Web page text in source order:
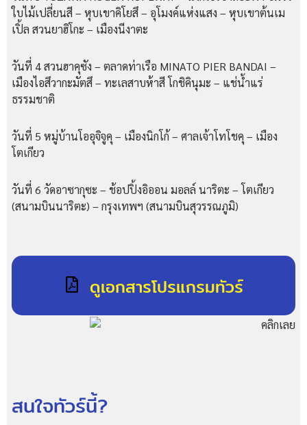
ใบไม้เปลี่ยนสี – หุบเขาคิโยสึ – อุโมงค์แห่งแสง – หุบเขาต้นเม
เปิ้ล สวนยาฮิโกะ – เมืองนีงาตะ
วันที่ 4 สวนฮาคุซัง – ตลาดท่าเรือ MINATO PIER BANDAI –
เมืองไอสึวากะมัตสึ – ทะเลสาบห้าสี โกชิคินุมะ – แช่น้ำแร่
ธรรมชาติ
วันที่ 5 หมู่บ้านโออุจิจูคุ – เมืองนิกโก้ – ศาลเจ้าโทโชคุ – เมือง
โตเกียว
วันที่ 6 วัดอาซากุซะ – ช้อปปิ้งอิออน มอลล์ นาริตะ – โตเกียว
(สนามบินนาริตะ) – กรุงเทพฯ (สนามบินสุวรรณภูมิ)
ดูเอกสารโปรแกรมทัวร์
สนใจทัวร์นี้?